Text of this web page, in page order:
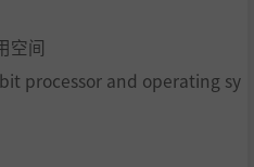
空间
processor and operating sy